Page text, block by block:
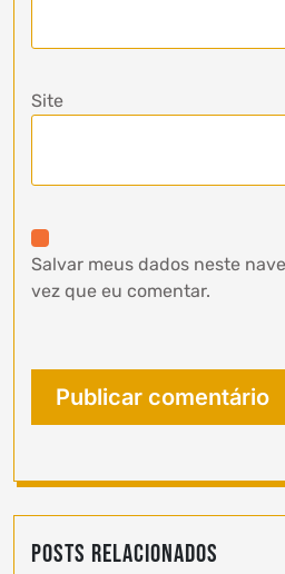
Site
Salvar meus dados neste
vez que eu comentar.
Posts Relacionados